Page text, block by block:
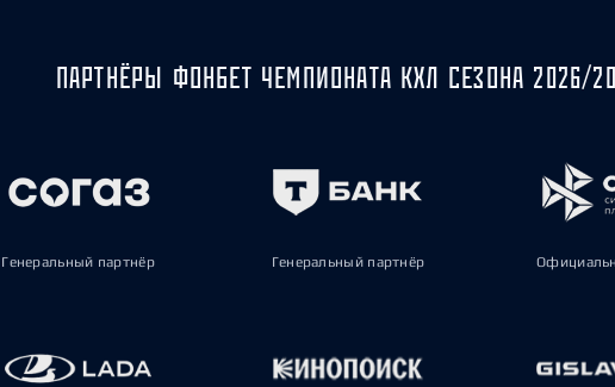
ПАРТНЁРЫ ФОНБЕТ ЧЕМПИОНАТА КХЛ СЕЗОНА 2026/
Генеральный партнёр Генеральный партнёр